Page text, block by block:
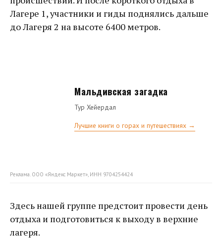
Лагере 1, участники и гиды поднялись дальше
до Лагеря 2 на высоте 6400 метров.
Мальдивская загадка
Тур Хейердал
Лучшие книги о горах и путешествиях →
Реклама. ООО «Яндекс Маркет», ИНН 9704254424
Здесь нашей группе предстоит провести день
отдыха и подготовиться к выходу в верхние
лагеря.